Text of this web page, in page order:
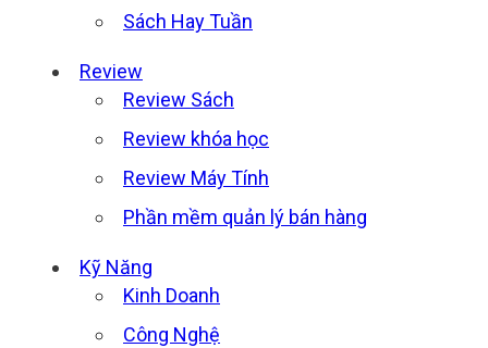
Sách Hay Tuần
Review
Review Sách
Review khóa học
Review Máy Tính
Phần mềm quản lý bán hàng
Kỹ Năng
Kinh Doanh
Công Nghệ